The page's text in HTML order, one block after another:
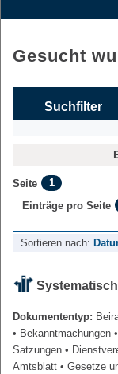
Gesucht
Suchfilter
Seite
1
Einträge pro Seite
Sortieren nach:
Dokumententyp:
• Bekanntmachungen
Satzungen •
Amtsblatt • Gesetze